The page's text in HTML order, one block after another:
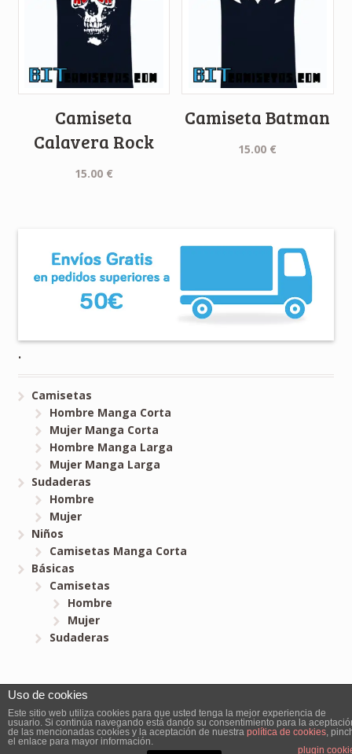
Camiseta
Calavera Rock
15.00 €
Camiseta Batman
15.00 €
.
Camisetas
Hombre Manga Corta
Mujer Manga Corta
Hombre Manga Larga
Mujer Manga Larga
Sudaderas
Hombre
Mujer
Niños
Camisetas Manga Corta
Básicas
Camisetas
Hombre
Mujer
Sudaderas
Bitcamisetas.com © 2026. All Rights Reserved.
Uso de cookies
Este sitio web utiliza cookies para que usted tenga la mejor experiencia de
usuario. Si continúa navegando está dando su consentimiento para la
de las mencionadas cookies y la aceptación de nuestra política de cookies,
el enlace para mayor información.
plugin